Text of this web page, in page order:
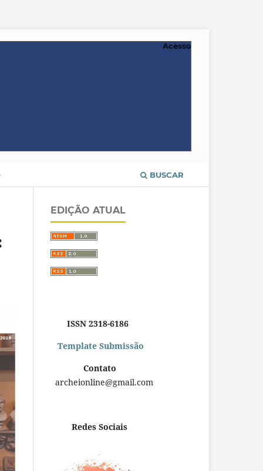
BUSCAR
Acesso
EDIÇÃO ATUAL
ISSN 2318-6186
Template Submissão
Contato
archeionline@gmail.com
Redes Sociais